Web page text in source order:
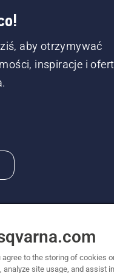
aby otrzymywać
inspiracje i
Wszelkie prawa
agree to the storing of cookies
site usage, and assist